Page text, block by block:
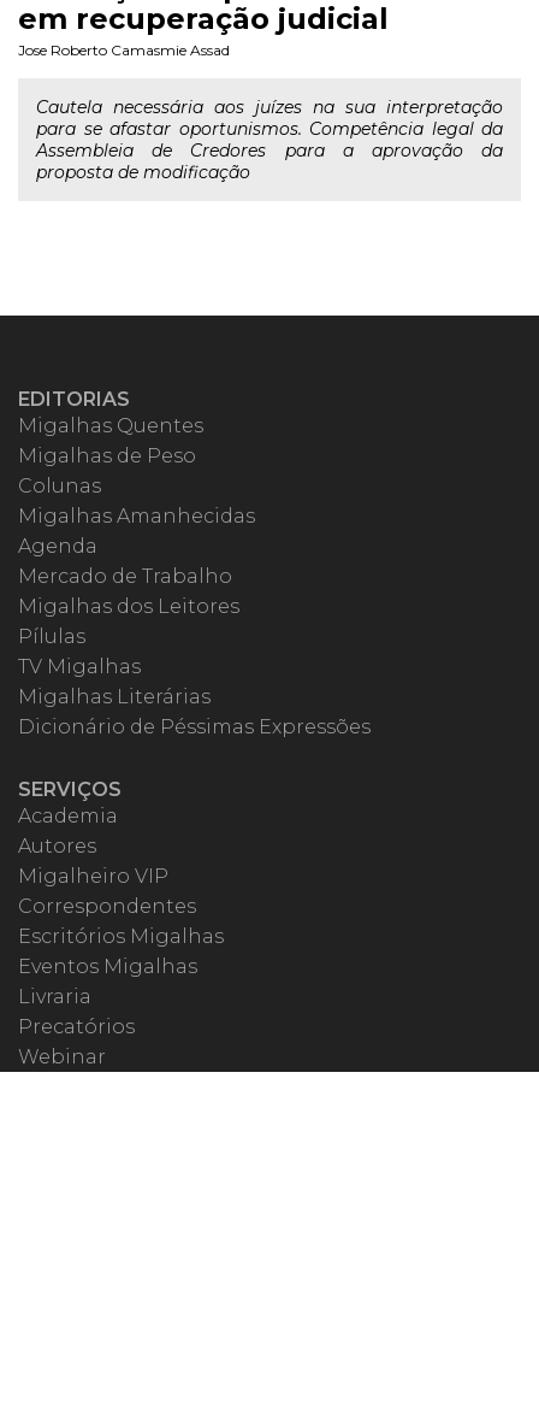
em recuperação judicial
Jose Roberto Camasmie Assad
Cautela necessária aos juízes na sua interpretação
para se afastar oportunismos. Competência legal da
Assembleia de Credores para a aprovação da
proposta de modificação
EDITORIAS
Migalhas Quentes
Migalhas de Peso
Colunas
Migalhas Amanhecidas
Agenda
Mercado de Trabalho
Migalhas dos Leitores
Pílulas
TV Migalhas
Migalhas Literárias
Dicionário de Péssimas Expressões
SERVIÇOS
Academia
Autores
Migalheiro VIP
Correspondentes
Escritórios Migalhas
Eventos Migalhas
Livraria
Precatórios
Webinar